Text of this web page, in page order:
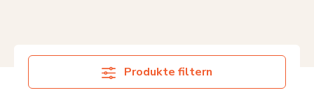
Produkte filtern